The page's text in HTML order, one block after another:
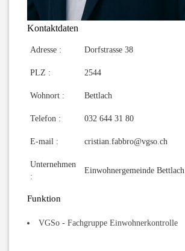
Kontaktdaten
Adresse : Dorfstrasse 38
PLZ : 2544
Wohnort : Bettlach
Telefon : 032 644 31 80
E-mail : cristian.fabbro@vgso.ch
Unternehmen
:
Einwohnergemeinde Bettlach
Funktion
VGSo - Fachgruppe Einwohnerkontrolle